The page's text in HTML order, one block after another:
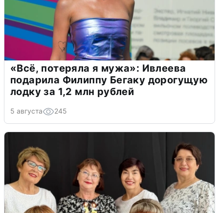
«Всё, потеряла я мужа»: Ивлеева
подарила Филиппу Бегаку дорогущую
лодку за 1,2 млн рублей
5 августа 245